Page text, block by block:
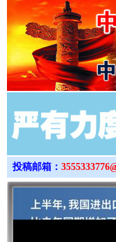
投稿邮箱：